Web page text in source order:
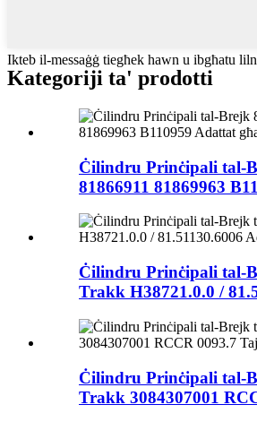
Ikteb il-messaġġ tiegħek hawn u ibgħatu
Kategoriji ta' prodotti
Ċilindru Prinċipali tal-
81866911 81869963
Ċilindru Prinċipali tal-
Trakk H38721.0.0 /
Ċilindru Prinċipali tal-
Trakk 3084307001